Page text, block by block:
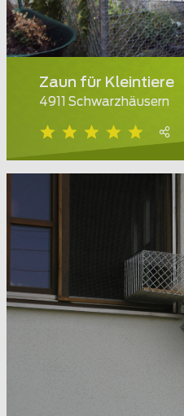
Zaun für Kleintiere
4911 Schwarzhäusern